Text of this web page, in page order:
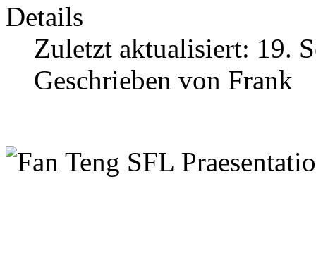
Details
Zuletzt aktualisiert: 19.
Geschrieben von Frank